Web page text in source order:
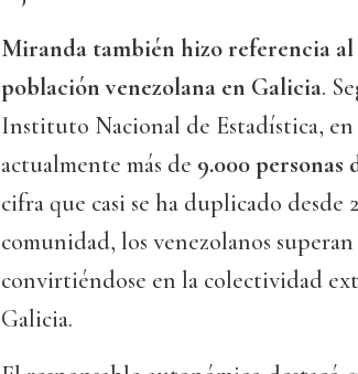
Miranda también hizo referencia
población venezolana en Galicia.
Instituto Nacional de Estadística,
actualmente más de 9.000 personas
cifra que casi se ha duplicado desde
comunidad, los venezolanos superan
convirtiéndose en la colectividad
Galicia.